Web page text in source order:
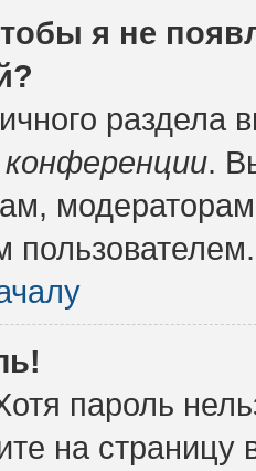
я не
.
пользователем.
пароль
на